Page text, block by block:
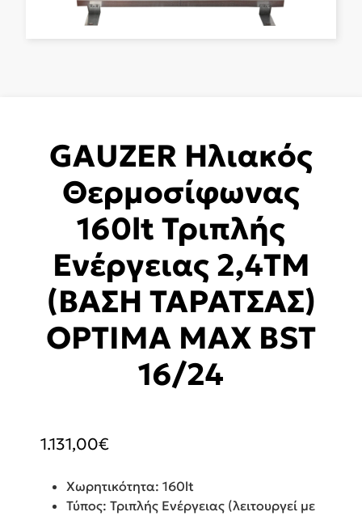
GAUZER Ηλιακός
Θερμοσίφωνας
160lt Τριπλής
Ενέργειας 2,4ΤΜ
(ΒΑΣΗ ΤΑΡΑΤΣΑΣ)
OPTIMA MAX BST
16/24
1.131,00€
Χωρητικότητα: 160lt
Τύπος: Τριπλής Ενέργειας (λειτουργεί με